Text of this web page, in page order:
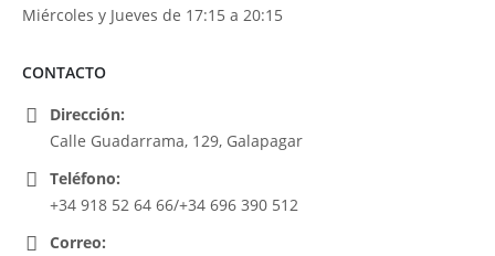
Miércoles y Jueves de 17:15 a 20:15
CONTACTO
Dirección:
Calle Guadarrama, 129, Galapagar
Teléfono:
+34 918 52 64 66/+34 696 390 512
Correo: